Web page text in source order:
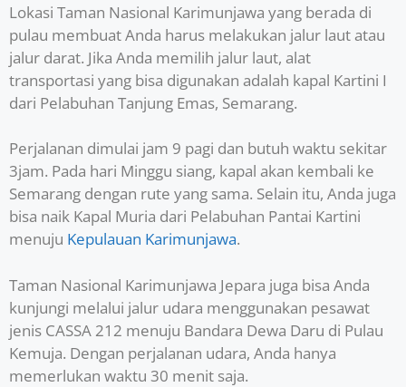
Lokasi Taman Nasional Karimunjawa yang berada di
pulau membuat Anda harus melakukan jalur laut atau
jalur darat. Jika Anda memilih jalur laut, alat
transportasi yang bisa digunakan adalah kapal Kartini I
dari Pelabuhan Tanjung Emas, Semarang.
Perjalanan dimulai jam 9 pagi dan butuh waktu sekitar
3jam. Pada hari Minggu siang, kapal akan kembali ke
Semarang dengan rute yang sama. Selain itu, Anda juga
bisa naik Kapal Muria dari Pelabuhan Pantai Kartini
menuju Kepulauan Karimunjawa.
Taman Nasional Karimunjawa Jepara juga bisa Anda
kunjungi melalui jalur udara menggunakan pesawat
jenis CASSA 212 menuju Bandara Dewa Daru di Pulau
Kemuja. Dengan perjalanan udara, Anda hanya
memerlukan waktu 30 menit saja.